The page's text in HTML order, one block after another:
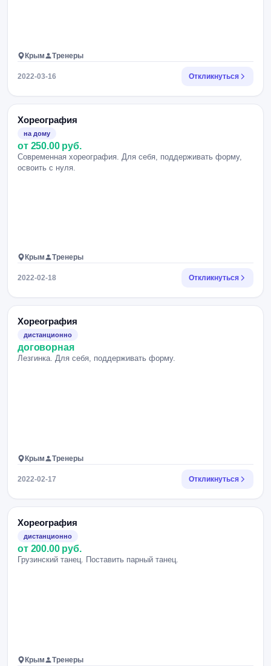
Крым Тренеры
2022-03-16 Откликнуться
Хореография
на дому
от 250.00 руб.
Современная хореография. Для себя, поддерживать форму,
освоить с нуля.
Крым Тренеры
2022-02-18 Откликнуться
Хореография
дистанционно
договорная
Лезгинка. Для себя, поддерживать форму.
Крым Тренеры
2022-02-17 Откликнуться
Хореография
дистанционно
от 200.00 руб.
Грузинский танец. Поставить парный танец.
Крым Тренеры